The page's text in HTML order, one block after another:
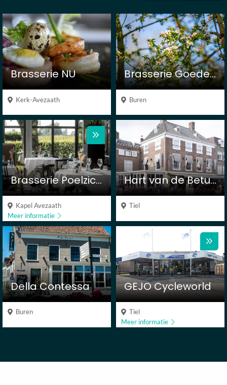
Brasserie NU
Kerk-Avezaath
Brasserie Goede Buren
Buren
Brasserie Poelzicht
Kapel Avezaath
Meer informatie
Hart van de Betuwe
Tiel
Della Contessa
Buren
GEJO Cycleworld
Tiel
Meer informatie